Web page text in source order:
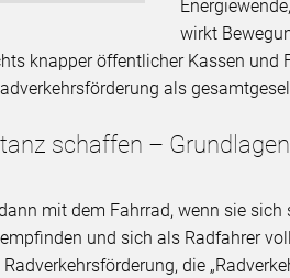
wirkt
knapper öffentlicher Kassen und
als
schaffen –
mit dem Fahrrad, wenn sie sich
und sich als Radfahrer
die